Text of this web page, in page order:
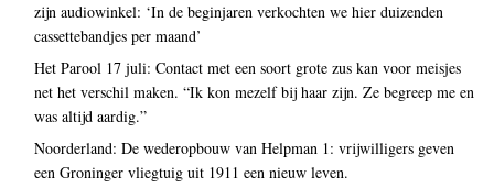
zijn audiowinkel: ‘In de beginjaren verkochten we hier duizenden
cassettebandjes per maand’
Het Parool 17 juli: Contact met een soort grote zus kan voor meisjes
net het verschil maken. “Ik kon mezelf bij haar zijn. Ze begreep me en
was altijd aardig.”
Noorderland: De wederopbouw van Helpman 1: vrijwilligers geven
een Groninger vliegtuig uit 1911 een nieuw leven.